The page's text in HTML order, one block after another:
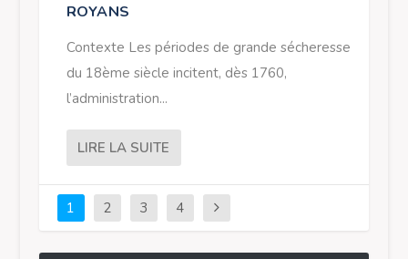
ROYANS
Contexte Les périodes de grande sécheresse
du 18ème siècle incitent, dès 1760,
l’administration...
LIRE LA SUITE
1 2 3 4